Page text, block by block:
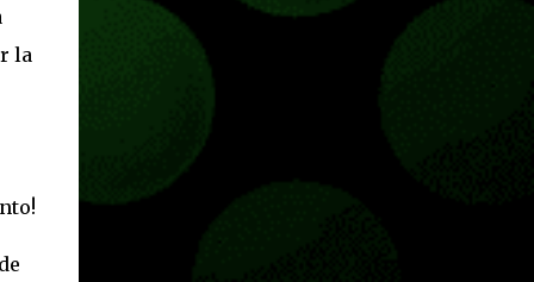
la
emotes, monedas virtuales y más para
diferentes títulos. Todas estas ventajas se
pueden reclamar desde la sección de Game
Essential también ahora sumará el acceso a
la Nube de Xbox, el cual nos permitite jugar
una pequeña porción de los juegos de la
suscripción mediante xCloud y más de 600